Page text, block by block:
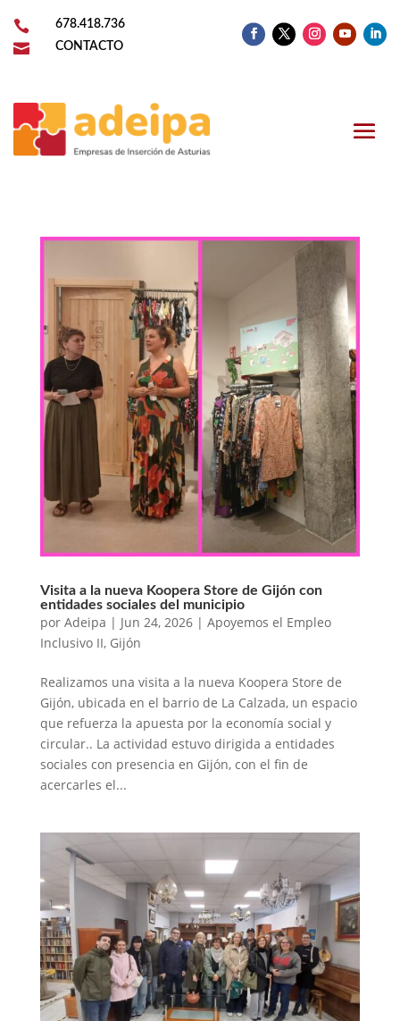
 678.418.736
 CONTACTO
Visita a la nueva Koopera Store de Gijón con
entidades sociales del municipio
por Adeipa | Jun 24, 2026| Apoyemos el Empleo
Inclusivo II, Gijón
Realizamos una visita a la nueva Koopera Store de
Gijón, ubicada en el barrio de La Calzada, un espacio
que refuerza la apuesta por la economía social y
circular.. La actividad estuvo dirigida a entidades
sociales con presencia en Gijón, con el fin de
acercarles el...